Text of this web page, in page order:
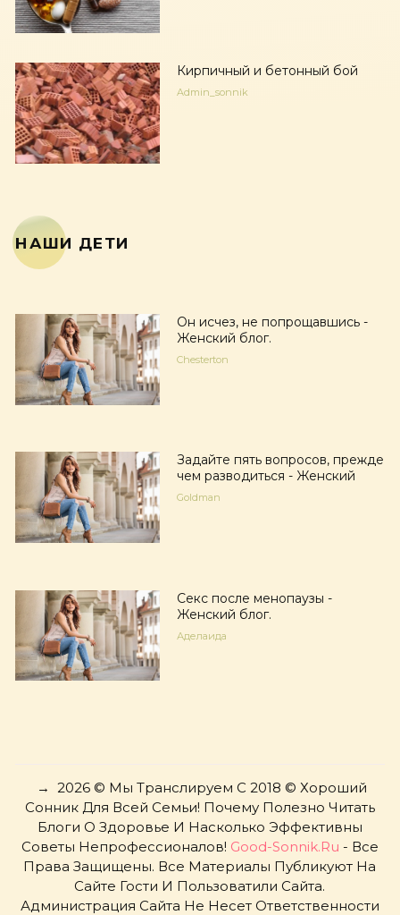
Кирпичный и бетонный бой
Admin_sonnik
НАШИ ДЕТИ
Он исчез, не попрощавшись -
Женский блог.
Chesterton
Задайте пять вопросов, прежде
чем разводиться - Женский
Goldman
Секс после менопаузы -
Женский блог.
Аделаида
→ 2026© Мы Транслируем С 2018 © Хороший
Сонник Для Всей Семьи! Почему Полезно Читать
Блоги О Здоровье И Насколько Эффективны
Советы Непрофессионалов! Good-Sonnik.ru - Все
Права Защищены. Все Материалы Публикуют На
Сайте Гости И Пользоватили Сайта.
Администрация Сайта Не Несет Ответственности